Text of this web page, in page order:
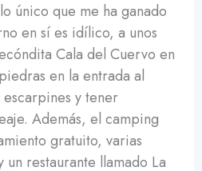
único que me ha ganado
en sí es idílico, a unos
Cala del Cuervo en
en la entrada al
y tener
Además, el camping
gratuito, varias
un restaurante llamado La